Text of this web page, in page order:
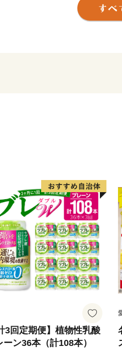
3回定期便】植物性乳酸
ン36本（計108本）